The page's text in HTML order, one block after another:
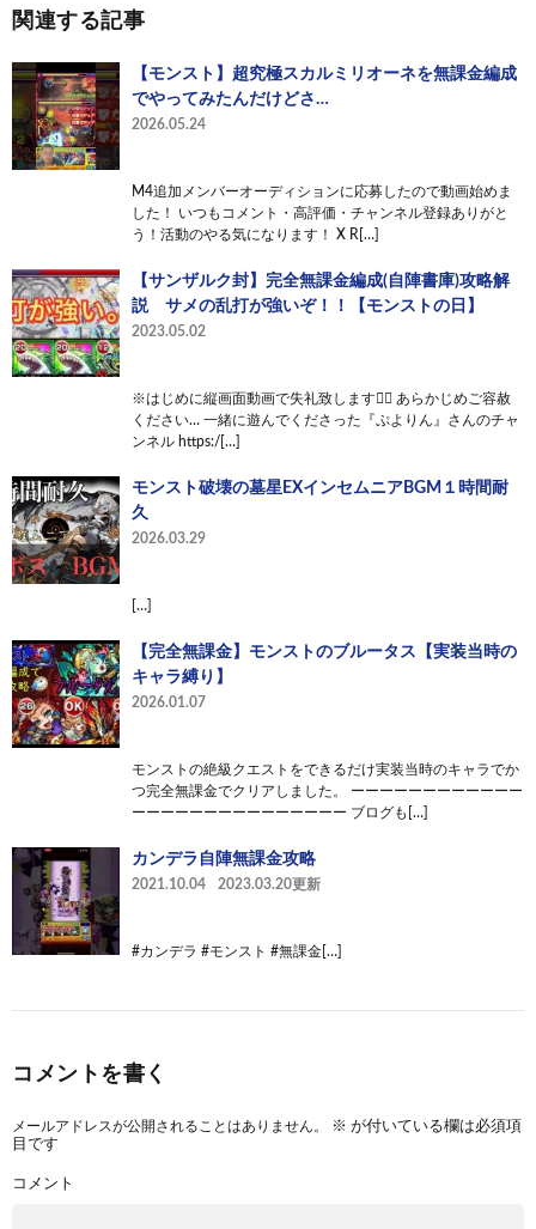
関連する記事
【モンスト】超究極スカルミリオーネを無課金編成
でやってみたんだけどさ…
2026.05.24
M4追加メンバーオーディションに応募したので動画始めま
した！ いつもコメント・高評価・チャンネル登録ありがと
う！活動のやる気になります！ X R[…]
【サンザルク封】完全無課金編成(自陣書庫)攻略解
説 サメの乱打が強いぞ！！【モンストの日】
2023.05.02
※はじめに縦画面動画で失礼致します🙇‍♂️ あらかじめご容赦
ください… 一緒に遊んでくださった『ぷよりん』さんのチャ
ンネル https:/[…]
モンスト破壊の墓星EXインセムニアBGM１時間耐
久
2026.03.29
[…]
【完全無課金】モンストのブルータス【実装当時の
キャラ縛り】
2026.01.07
モンストの絶級クエストをできるだけ実装当時のキャラでか
つ完全無課金でクリアしました。 ーーーーーーーーーーーー
ーーーーーーーーーーーーーーー ブログも[…]
カンデラ自陣無課金攻略
2021.10.04 2023.03.20更新
#カンデラ #モンスト #無課金[…]
コメントを書く
メールアドレスが公開されることはありません。 ※ が付いている欄は必須項
目です
コメント